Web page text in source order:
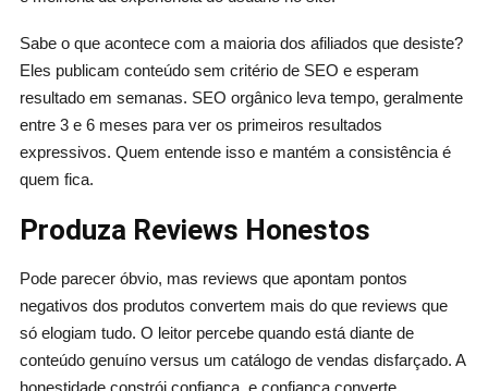
Sabe o que acontece com a maioria dos afiliados que desiste?
Eles publicam conteúdo sem critério de SEO e esperam
resultado em semanas. SEO orgânico leva tempo, geralmente
entre 3 e 6 meses para ver os primeiros resultados
expressivos. Quem entende isso e mantém a consistência é
quem fica.
Produza Reviews Honestos
Pode parecer óbvio, mas reviews que apontam pontos
negativos dos produtos convertem mais do que reviews que
só elogiam tudo. O leitor percebe quando está diante de
conteúdo genuíno versus um catálogo de vendas disfarçado. A